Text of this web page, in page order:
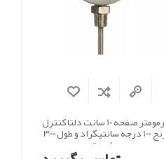
ترمومتر صفحه 10 سانت دلتا کنترل
رنج 100 درجه سانتیگراد و طول 300
میلی متر